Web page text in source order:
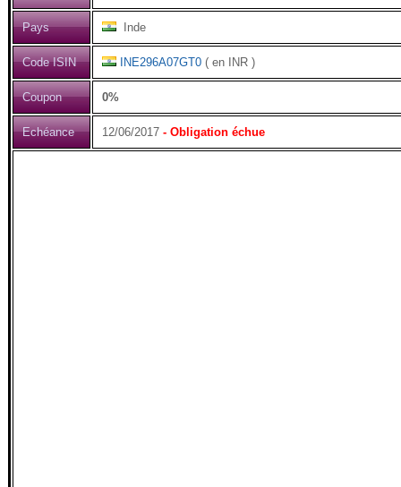
Pays Inde
Code ISIN INE296A07GT0 ( en INR )
Coupon 0%
Echéance 12/06/2017 - Obligation échue